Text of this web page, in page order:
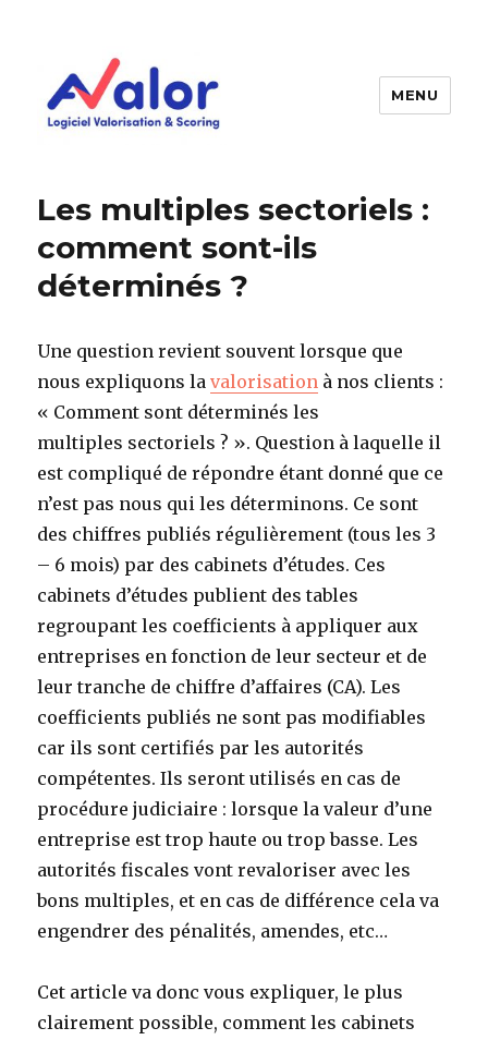
et fonds de commerce
MENU
Les multiples sectoriels :
comment sont-ils
déterminés ?
Une question revient souvent lorsque que
nous expliquons lavalorisation à nos clients :
« Comment sont déterminés les
multiples sectoriels ? ». Question à laquelle il
est compliqué de répondre étant donné que ce
n’est pas nous qui les déterminons. Ce sont
des chiffres publiés régulièrement (tous les 3
– 6 mois) par des cabinets d’études. Ces
cabinets d’études publient des tables
regroupant les coefficients à appliquer aux
entreprises en fonction de leur secteur et de
leur tranche de chiffre d’affaires (CA). Les
coefficients publiés ne sont pas modifiables
car ils sont certifiés par les autorités
compétentes. Ils seront utilisés en cas de
procédure judiciaire : lorsque la valeur d’une
entreprise est trop haute ou trop basse. Les
autorités fiscales vont revaloriser avec les
bons multiples, et en cas de différence cela va
engendrer des pénalités, amendes, etc…
Cet article va donc vous expliquer, le plus
clairement possible, comment les cabinets